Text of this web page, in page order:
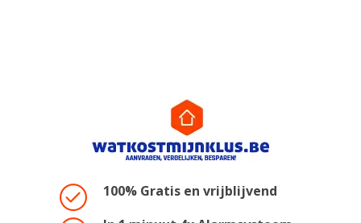
100% Gratis en vrijblijvend